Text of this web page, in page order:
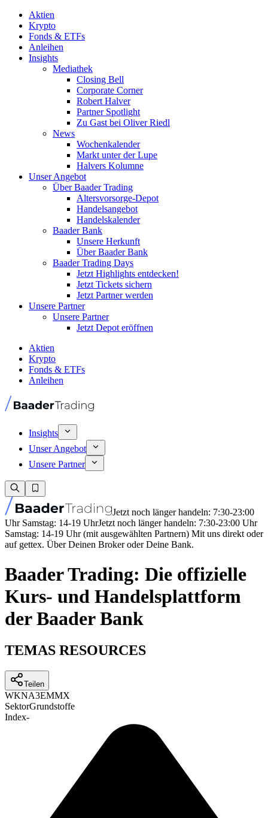
Aktien
Krypto
Fonds & ETFs
Anleihen
Insights
Mediathek
Closing Bell
Corporate Corner
Robert Halver
Partner Spotlight
Zu Gast bei Oliver Riedl
News
Wochenkalender
Markt unter der Lupe
Halvers Kolumne
Unser Angebot
Über Baader Trading
Altersvorsorge-Depot
Handelsangebot
Handelskalender
Baader Bank
Unsere Herkunft
Über Baader Bank
Baader Trading Days
Jetzt Highlights entdecken!
Jetzt Tickets sichern
Jetzt Partner werden
Unsere Partner
Unsere Partner
Jetzt Depot eröffnen
Aktien
Krypto
Fonds & ETFs
Anleihen
Insights
Unser Angebot
Unsere Partner
Jetzt noch länger handeln: 7:30-23:00
Uhr Samstag: 14-19 UhrJetzt noch länger handeln: 7:30-23:00 Uhr
Samstag: 14-19 Uhr (mit ausgewählten Partnern) Mit uns direkt oder
auf gettex. Über Deinen Broker oder Deine Bank.
Baader Trading: Die offizielle
Kurs- und Handelsplattform
der Baader Bank
TEMAS RESOURCES
Teilen
WKNA3EMMX
SektorGrundstoffe
Index-